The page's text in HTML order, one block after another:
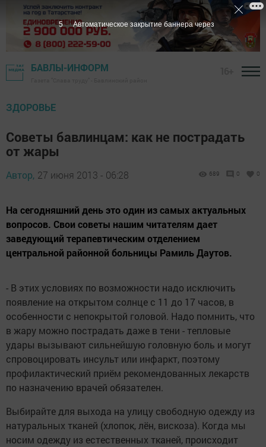
БАВЛЫ-ИНФОРМ
ЗДОРОВЬЕ
Советы бавлинцам: как не пострадать
от жары
Автор, 27 июня 2013 - 06:28 689 0 0
На сегодняшний день это один из самых актуальных
вопросов. Свои советы нашим читателям дает
заведующий терапевтическим отделением
центральной районной больницы Рамиль Даутов.
- В этих условиях по возможности надо исключить
появление на открытом солнце с 11 до 17 часов, в
особенности с непокрытой головой. Надо помнить, что
в жару можно пострадать даже в тени - тепловые
удары вызывают сильнейшую головную боль и могут
спровоцировать инсульт или инфаркт, поэтому
профилактический приём рекомендованных лекарств
по назначению врачей обязателен.
Выбирайте для выхода на улицу свободную одежду из
натуральных тканей (хлопок, лён, вискоза). Когда мы
носим одежду из естественных тканей, происходит
4 Автоматическое закрытие баннера через